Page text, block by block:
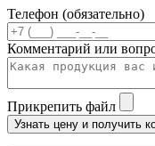
Телефон (обязательно)
Комментарий или
Прикрепить файл
Узнать цену и получить